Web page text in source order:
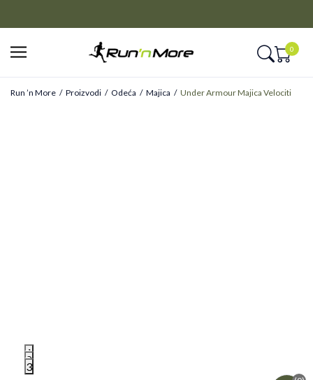
0
Run ’n More Proizvodi Odeća Majica Under Armour Majica Velociti
1
2
3